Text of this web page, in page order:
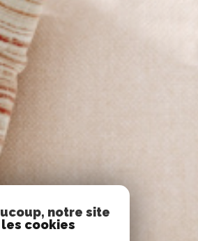
notre site
cookies